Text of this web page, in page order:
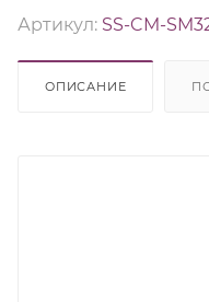
Артикул: SS-CM-
ОПИСАНИЕ